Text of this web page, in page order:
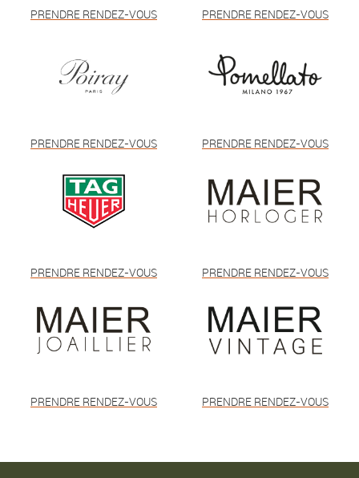
PRENDRE RENDEZ-VOUS PRENDRE RENDEZ-VOUS
PRENDRE RENDEZ-VOUS PRENDRE RENDEZ-VOUS
PRENDRE RENDEZ-VOUS PRENDRE RENDEZ-VOUS
PRENDRE RENDEZ-VOUS PRENDRE RENDEZ-VOUS